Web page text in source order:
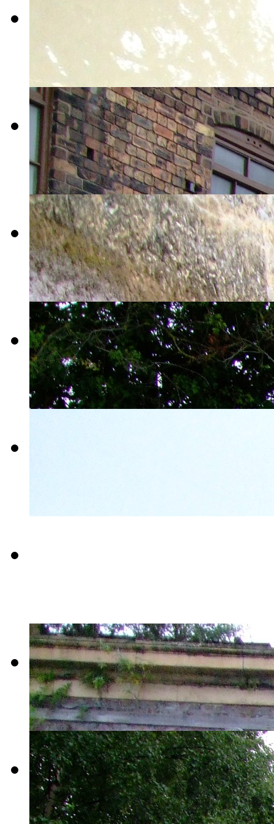
tour-2009-
tour-2009-
013
tour-2009-
014
tour-2009-
015
tour-2009-
018
tour-2009-
019